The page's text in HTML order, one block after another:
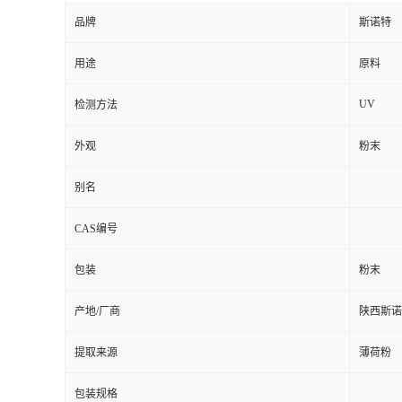
品牌 斯诺特
用途 原料
检测方法 UV
外观 粉末
别名
CAS编号
包装 粉末
产地/厂商 陕西斯
提取来源 薄荷粉
包装规格